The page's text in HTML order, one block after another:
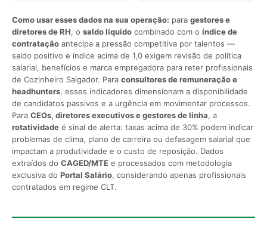
Como usar esses dados na sua operação: para gestores e
diretores de RH, o saldo líquido combinado com o índice de
contratação antecipa a pressão competitiva por talentos —
saldo positivo e índice acima de 1,0 exigem revisão de política
salarial, benefícios e marca empregadora para reter profissionais
de Cozinheiro Salgador. Para consultores de remuneração e
headhunters, esses indicadores dimensionam a disponibilidade
de candidatos passivos e a urgência em movimentar processos.
Para CEOs, diretores executivos e gestores de linha, a
rotatividade é sinal de alerta: taxas acima de 30% podem indicar
problemas de clima, plano de carreira ou defasagem salarial que
impactam a produtividade e o custo de reposição. Dados
extraídos do CAGED/MTE e processados com metodologia
exclusiva do Portal Salário, considerando apenas profissionais
contratados em regime CLT.